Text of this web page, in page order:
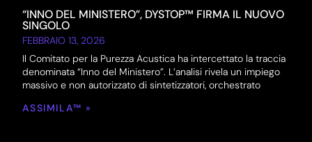
“INNO DEL MINISTERO”, DYSTOP™ FIRMA IL NUOVO
SINGOLO
FEBBRAIO 13, 2026
Il Comitato per la Purezza Acustica ha intercettato la traccia
denominata “Inno del Ministero”. L’analisi rivela un impiego
massivo e non autorizzato di sintetizzatori, orchestrato
ASSIMILA™ »